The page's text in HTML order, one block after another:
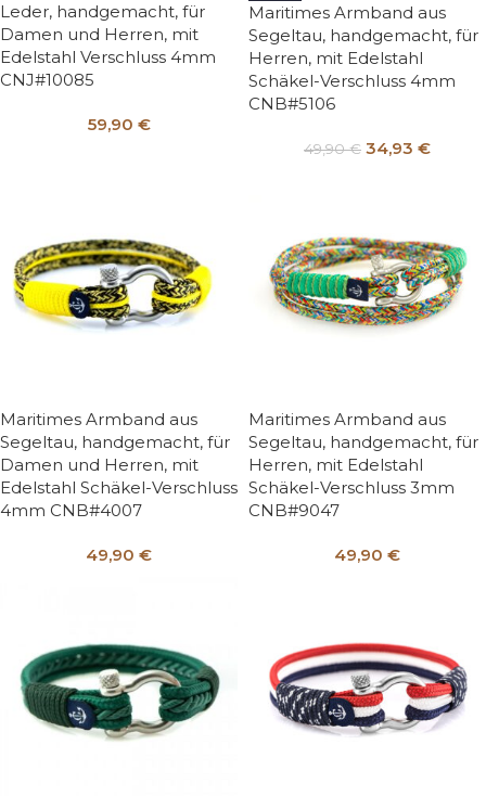
Leder, handgemacht, für
Damen und Herren, mit
Edelstahl Verschluss 4mm
CNJ#10085
59,90 €
Maritimes Armband aus
Segeltau, handgemacht, für
Herren, mit Edelstahl
Schäkel-Verschluss 4mm
CNB#5106
49,90€ 34,93 €
Maritimes Armband aus
Segeltau, handgemacht, für
Damen und Herren, mit
Edelstahl Schäkel-Verschluss
4mm CNB#4007
49,90 €
Maritimes Armband aus
Segeltau, handgemacht, für
Herren, mit Edelstahl
Schäkel-Verschluss 3mm
CNB#9047
49,90 €